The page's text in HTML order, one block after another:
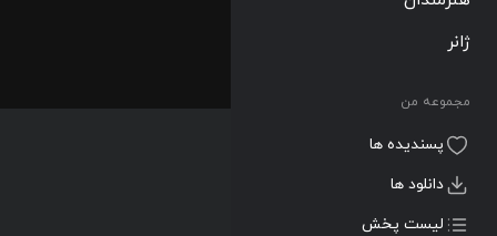
ژانر
مجموعه من
پسندیده ها
دانلود ها
لیست پخش